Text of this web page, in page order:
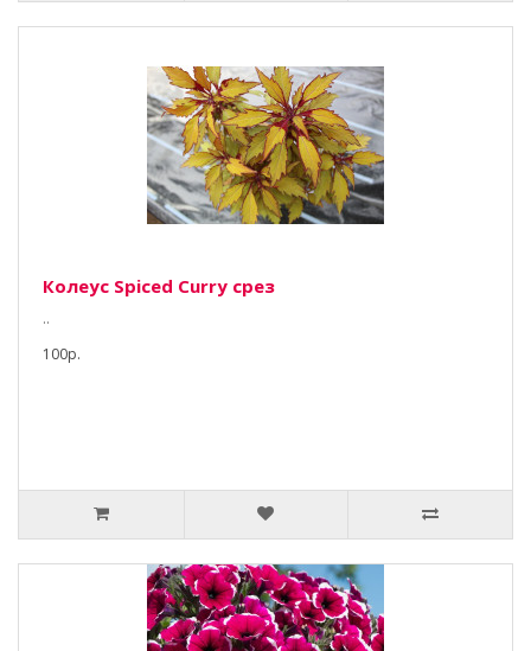
Колеус Spiced Curry срез
..
100р.